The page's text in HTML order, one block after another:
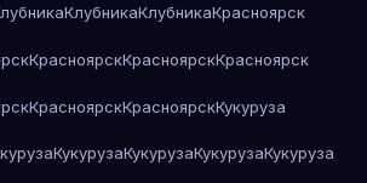
КлубникаКлубникаКрасноярск
КрасноярскКрасноярскКрасноярск
КрасноярскКрасноярскКукуруза
КукурузаКукурузаКукурузаКукуруза